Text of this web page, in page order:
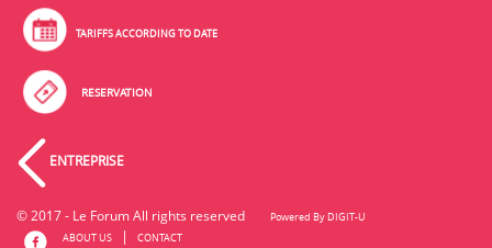
TARIFFS ACCORDING TO DATE
RESERVATION
ENTREPRISE
2017 - Le Forum All rights reserved Powered By DIGIT-U
ABOUT US
CONTACT